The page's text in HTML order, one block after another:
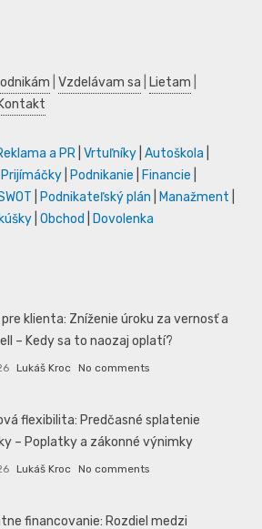
Vzdelávam sa Lietam
Kontakt
a PR Vrtuľníky Autoškola
Prijímáčky Podnikanie Financie
Podnikateľský plán Manažment
Obchod Dovolenka
klienta: Zníženie úroku za vernosť a
– Kedy sa to naozaj oplatí?
Lukáš Kroc No comments
flexibilita: Predčasné splatenie
– Poplatky a zákonné výnimky
Lukáš Kroc No comments
financovanie: Rozdiel medzi